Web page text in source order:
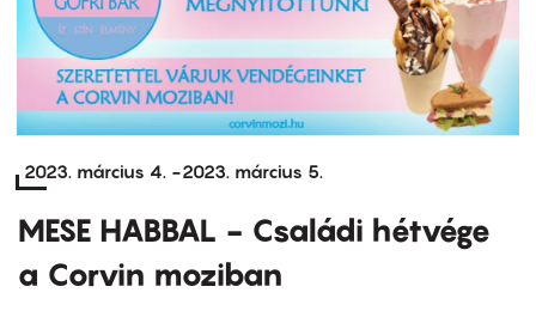
2023. március 4. -2023. március 5.
MESE HABBAL - Családi hétvége
a Corvin moziban